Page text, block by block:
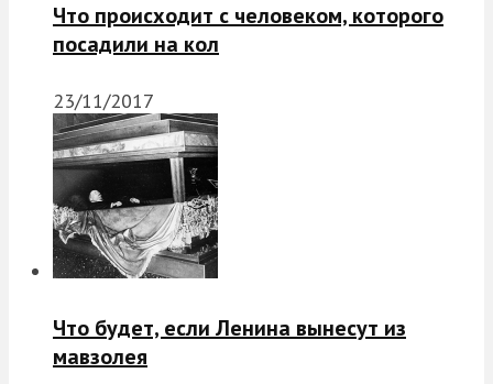
Что происходит с человеком, которого
посадили на кол
23/11/2017
Что будет, если Ленина вынесут из
мавзолея